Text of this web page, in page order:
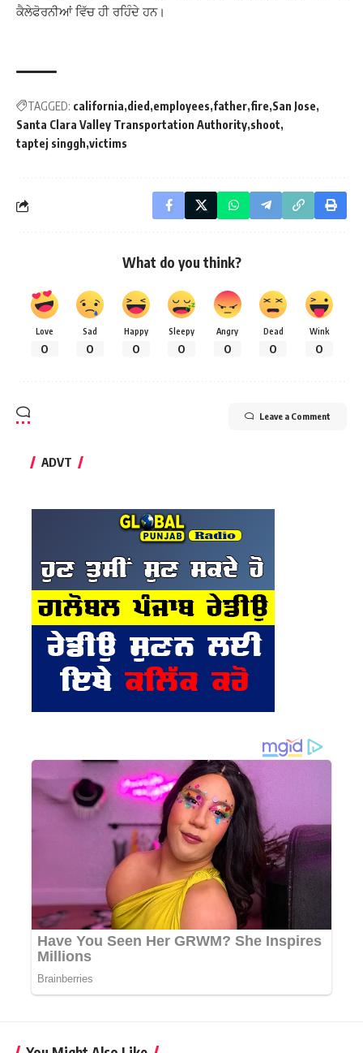
ਕੈਲੇਫੋਰਨੀਆਂ ਵਿੱਚ ਹੀ ਰਹਿੰਦੇ ਹਨ।
TAGGED: california died employees father fire San Jose
Santa Clara Valley Transportation Authority shoot
taptej singgh victims
What do you think?
Love
0
Sad
0
Happy
0
Sleepy
0
Angry
0
Dead
0
Wink
0
Leave a Comment
ADVT